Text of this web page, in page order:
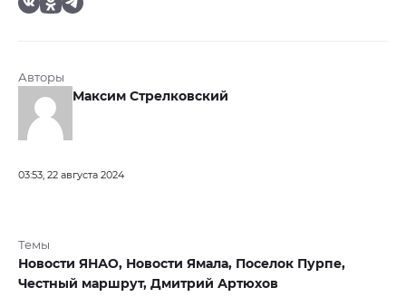
Авторы
Максим Стрелковский
03:53, 22 августа 2024
Темы
Новости ЯНАО, Новости Ямала, Поселок Пурпе,
Честный маршрут, Дмитрий Артюхов